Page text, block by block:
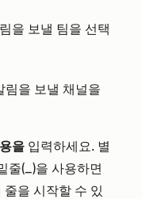
을 보낼 팀을 선택
림을 보낼 채널을
을 입력하세요. 별
줄(_)을 사용하면
을 시작할 수 있